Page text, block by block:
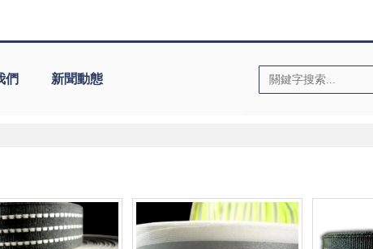
們 新聞動態